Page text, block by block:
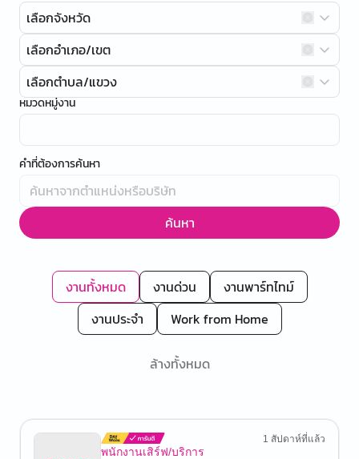
เลือกจังหวัด
เลือกอำเภอ/เขต
เลือกตำบล/แขวง
หมวดหมู่งาน
คำที่ต้องการค้นหา
ค้นหา
งานทั้งหมด งานด่วน
งานพาร์ทไทม์
งานประจำ
Work from Home
ล้างทั้งหมด
พนักงานเสิร์ฟ/บริการ
1 สัปดาห์ที่แล้ว